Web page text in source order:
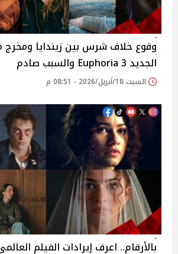
وقوع خلاف شرس بين زيندايا
الجديد 3 Euphoria والسبب صادم
السبت 18/أبريل/2026 - 08:51 م